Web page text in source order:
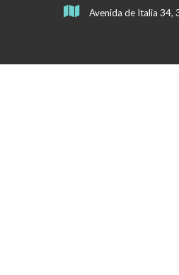
Avenida de Italia 34,